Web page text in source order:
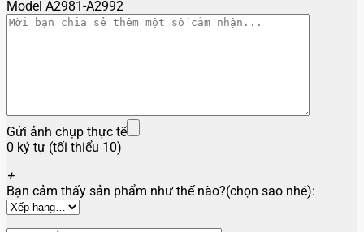
Model A2981-A2992
Gửi ảnh chụp thực tế
0 ký tự (tối thiểu 10)
+
Bạn cảm thấy sản phẩm như thế nào?(chọn sao nhé):